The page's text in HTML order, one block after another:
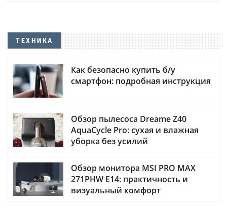
ТЕХНИКА
Как безопасно купить б/у
смартфон: подробная инструкция
Обзор пылесоса Dreame Z40
AquaCycle Pro: сухая и влажная
уборка без усилий
Обзор монитора MSI PRO MAX
271PHW E14: практичность и
визуальный комфорт